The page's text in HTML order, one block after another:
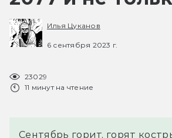
Илья Цуканов
6 сентября 2023 г.
23029
11 минут на чтение
Сентябрь горит, горят